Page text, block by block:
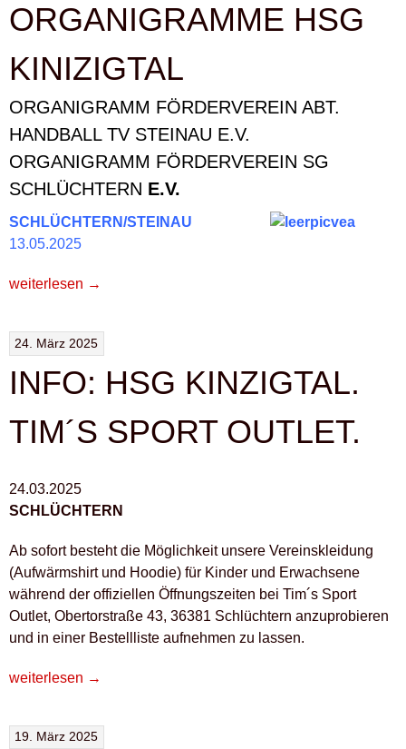
UNTERSTÜTZT
PALLIATIVSTATION
SCHLÜCHTERN“
ORGANIGRAMME HSG
KINIZIGTAL
ORGANIGRAMM FÖRDERVEREIN ABT.
HANDBALL TV STEINAU E.V.
ORGANIGRAMM FÖRDERVEREIN SG
SCHLÜCHTERN E.V.
SCHLÜCHTERN/STEINAU
13.05.2025
„ORGANIGRAMME
weiterlesen →
24. März 2025
INFO: HSG KINZIGTAL.
TIM´S SPORT OUTLET.
24.03.2025
SCHLÜCHTERN
Ab sofort besteht die Möglichkeit unsere Vereinskleidung
(Aufwärmshirt und Hoodie) für Kinder und Erwachsene
während der offiziellen Öffnungszeiten bei Tim´s Sport
Outlet, Obertorstraße 43, 36381 Schlüchtern anzuprobieren
und in einer Bestellliste aufnehmen zu lassen.
„INFO:
TIM
weiterlesen →
19. März 2025